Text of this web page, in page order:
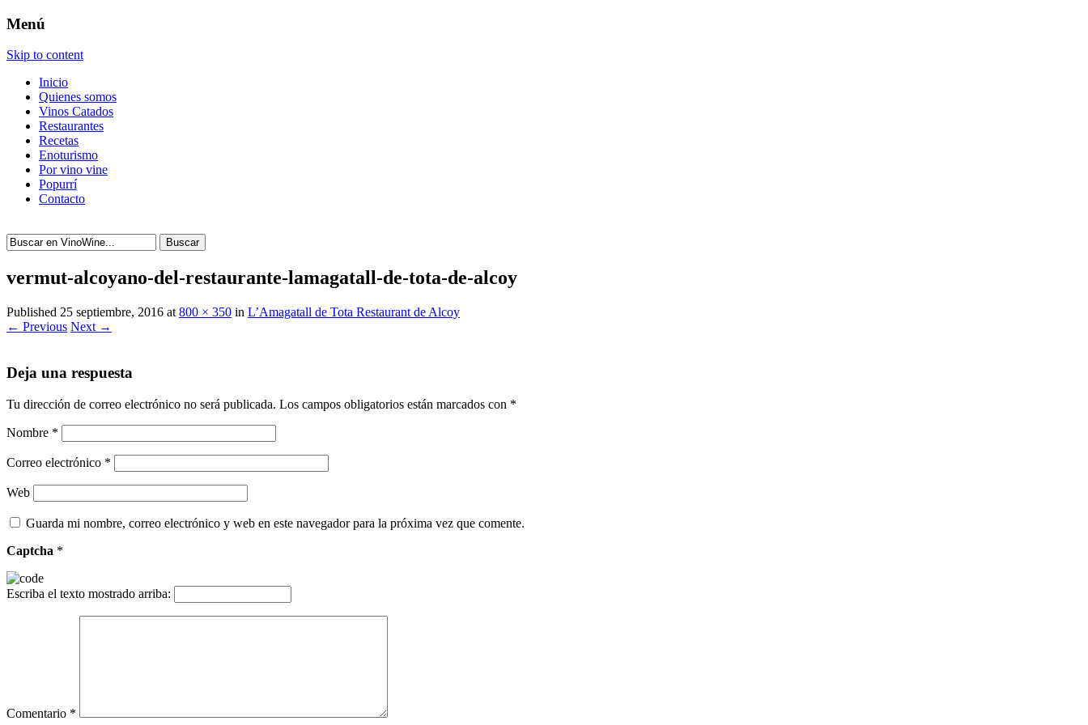
Menú
Skip to content
Inicio
Quienes somos
Vinos Catados
Restaurantes
Recetas
Enoturismo
Por vino vine
Popurrí
Contacto
Buscar
vermut-alcoyano-del-restaurante-lamagatall-de-tota-de-alcoy
Published 25 septiembre, 2016 at 800 × 350 in L’Amagatall de Tota Restaurant de Alcoy
← Previous Next →
Deja una respuesta
Tu dirección de correo electrónico no será publicada. Los campos obligatorios están marcados con *
Nombre *
Correo electrónico *
Web
Guarda mi nombre, correo electrónico y web en este navegador para la próxima vez que comente.
Captcha *
Escriba el texto mostrado arriba:
Comentario *